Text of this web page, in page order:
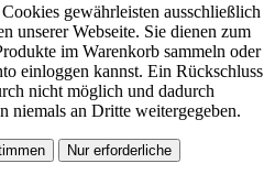
gewährleisten ausschließlich
unserer Webseite. Sie dienen zum
im Warenkorb sammeln oder
einloggen kannst. Ein Rückschluss
nicht möglich und dadurch
niemals an Dritte weitergegeben.
Nur erforderliche